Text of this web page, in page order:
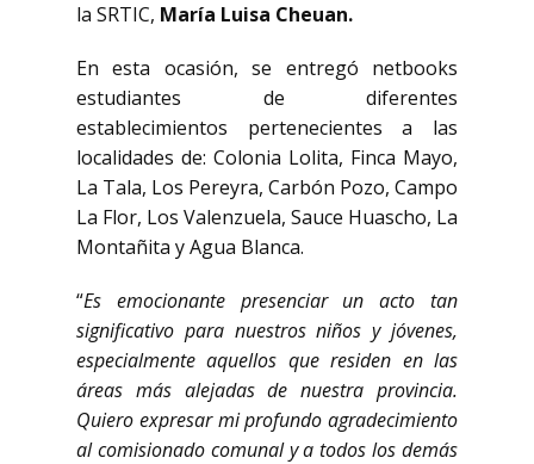
la SRTIC, María Luisa Cheuan.
En esta ocasión, se entregó netbooks
estudiantes de diferentes
establecimientos pertenecientes a las
localidades de: Colonia Lolita, Finca Mayo,
La Tala, Los Pereyra, Carbón Pozo, Campo
La Flor, Los Valenzuela, Sauce Huascho, La
Montañita y Agua Blanca.
“Es emocionante presenciar un acto tan
significativo para nuestros niños y jóvenes,
especialmente aquellos que residen en las
áreas más alejadas de nuestra provincia.
Quiero expresar mi profundo agradecimiento
al comisionado comunal y a todos los demás